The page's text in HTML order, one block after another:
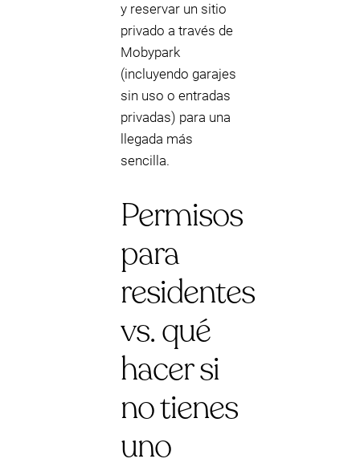
y reservar un sitio
privado a través de
Mobypark
(incluyendo garajes
sin uso o entradas
privadas) para una
llegada más
sencilla.
Permisos
para
residentes
vs. qué
hacer si
no tienes
uno